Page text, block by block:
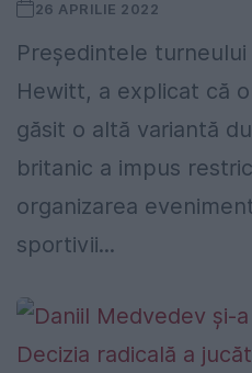
26 APRILIE 2022
Președintele
Hewitt, a explicat că
găsit o altă variantă
britanic a impus
organizarea
sportivii...